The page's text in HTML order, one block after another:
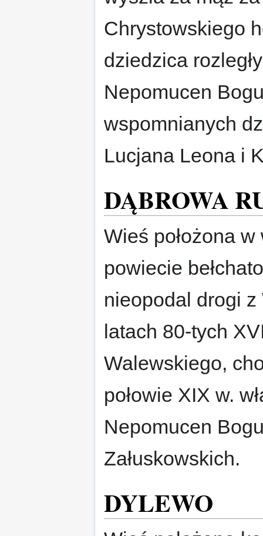
Chrystowskiego
dziedzica
Nepomucen
wspomnianych
Lucjana Leona i
DĄBROWA
Wieś położona
powiecie
nieopodal drogi
latach 80-tych
Walewskiego,
połowie XIX w.
Nepomucen
Załuskowskich.
DYLEWO